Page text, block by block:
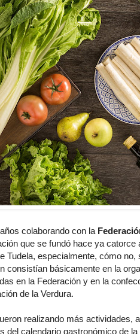
colaborando con la
que se fundó hace ya
Tudela, especialmente, cómo
consistían básicamente en la
en la Federación y en la
de la Verdura.
realizando más actividades,
del calendario gastronómico de